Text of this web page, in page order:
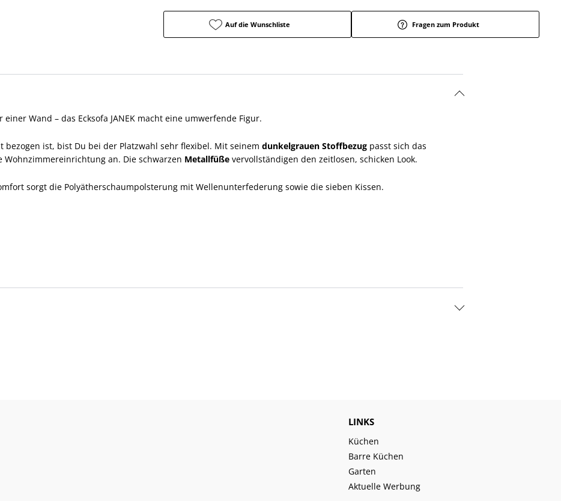
Auf die Wunschliste Fragen zum Produkt
einer Wand – das Ecksofa JANEK macht eine umwerfende Figur.
bezogen ist, bist Du bei der Platzwahl sehr flexibel. Mit seinemdunkelgrauen Stoffbezug passt sich das
Wohnzimmereinrichtung an. Die schwarzen Metallfüße vervollständigen den zeitlosen, schicken Look.
sorgt die Polyätherschaumpolsterung mit Wellenunterfederung sowie die sieben Kissen.
LINKS
Küchen
Barre Küchen
Garten
Aktuelle Werbung